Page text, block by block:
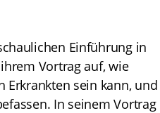
Einführung in
Vortrag auf, wie
sein kann, und
In seinem Vortrag